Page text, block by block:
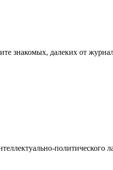
знакомых, далеких от